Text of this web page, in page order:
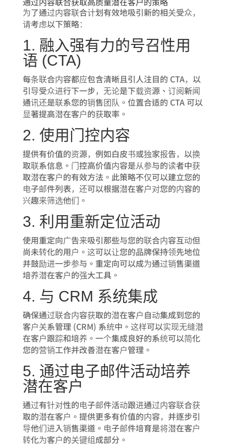
通过内容联合获取高质量潜在客户的策略
为了通过内容联合计划有效地吸引新的相关受众，
请考虑以下策略：
1. 融入强有力的号召性用
语 (CTA)
每条联合内容都应包含清晰且引人注目的 CTA，以
引导受众进行下一步，无论是下载资源、订阅新闻
通讯还是联系您的销售团队。位置合适的 CTA 可以
显著提高潜在客户的获取率。
2. 使用门控内容
提供有价值的资源，例如白皮书或独家报告，以换
取联系信息。门控高价值内容是从参与的读者中获
取潜在客户的有效方法。此策略不仅可以建立您的
电子邮件列表，还可以根据潜在客户对您的内容的
兴趣来筛选他们。
3. 利用重新定位活动
使用重定向广告来吸引那些与您的联合内容互动但
尚未转化的用户。这可以让您的品牌保持领先地位
并鼓励进一步参与。重定向可以成为通过销售渠道
培养潜在客户的强大工具。
4. 与 CRM 系统集成
确保通过联合内容获取的潜在客户自动集成到您的
客户关系管理 (CRM) 系统中。这样可以实现无缝潜
在客户跟踪和培养。一个集成良好的系统可以简化
您的营销工作并改善潜在客户管理。
5. 通过电子邮件活动培养
潜在客户
通过有针对性的电子邮件活动跟进通过内容联合获
取的潜在客户。提供更多有价值的内容，并逐步引
导他们进入销售渠道。电子邮件培育是将潜在客户
转化为客户的关键组成部分。